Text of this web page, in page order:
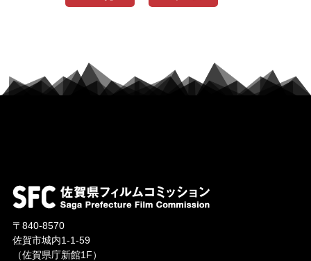
〒840-8570
佐賀市城内1-1-59
（佐賀県庁新館1F）